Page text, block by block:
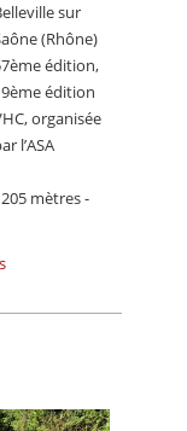
sur
(Rhône)
édition,
édition
organisée
l’ASA
mètres -